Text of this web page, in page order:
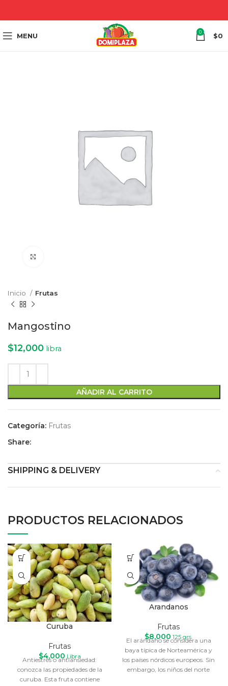
MENU 0 $0
Inicio Frutas
Mangostino
$12,000 libra
AÑADIR AL CARRITO
Categoría: Frutas
Share:
SHIPPING & DELIVERY
PRODUCTOS RELACIONADOS
Curuba
Frutas
$4,000 Libra
Antiestrés o antiansiedad:
conozca las propiedades de la
curuba. Esta fruta contiene
Arandanos
Frutas
$8,000 125 grs.
El arándano se considera una
baya típica de Norteamérica y
los países nórdicos europeos. Sin
embargo, los niños del norte